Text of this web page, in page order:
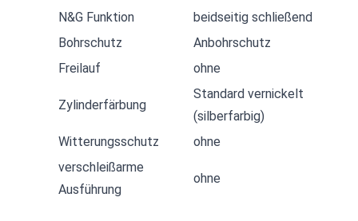
N&G Funktion
beidseitig schließend
Bohrschutz
Anbohrschutz
Freilauf
ohne
Zylinderfärbung
Standard vernickelt
(silberfarbig)
Witterungsschutz
ohne
verschleißarme
Ausführung
ohne